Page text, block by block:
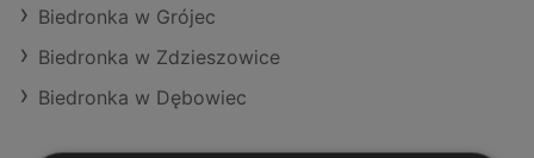
Biedronka w Grójec
Biedronka w Zdzieszowice
Biedronka w Dębowiec